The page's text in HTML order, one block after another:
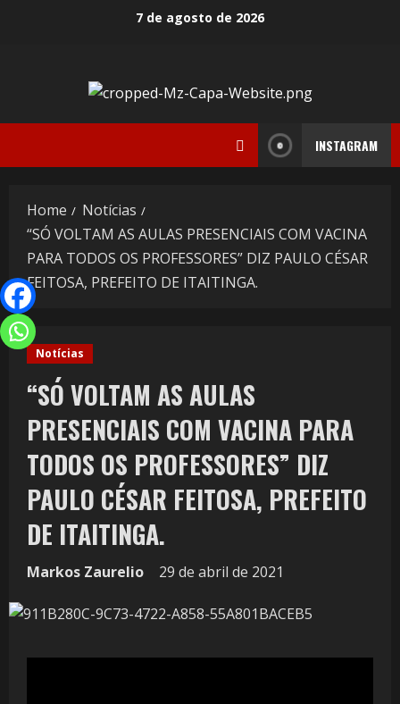
7 de agosto de 2026
INSTAGRAM
Home
Notícias
“SÓ VOLTAM AS AULAS PRESENCIAIS COM VACINA
PARA TODOS OS PROFESSORES” DIZ PAULO CÉSAR
FEITOSA, PREFEITO DE ITAITINGA.
Notícias
“SÓ VOLTAM AS AULAS
PRESENCIAIS COM VACINA PARA
TODOS OS PROFESSORES” DIZ
PAULO CÉSAR FEITOSA, PREFEITO
DE ITAITINGA.
Markos Zaurelio 29 de abril de 2021